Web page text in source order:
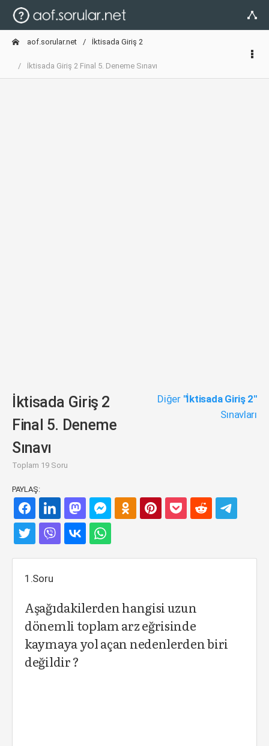
aof.sorular.net İktisada Giriş 2
İktisada Giriş 2 Final 5. Deneme Sınavı
İktisada Giriş 2
Final 5. Deneme
Sınavı
Toplam 19 Soru
Diğer "İktisada Giriş 2"
Sınavları
PAYLAŞ:
1.Soru
Aşağıdakilerden hangisi uzun
dönemli toplam arz eğrisinde
kaymaya yol açan nedenlerden biri
değildir ?